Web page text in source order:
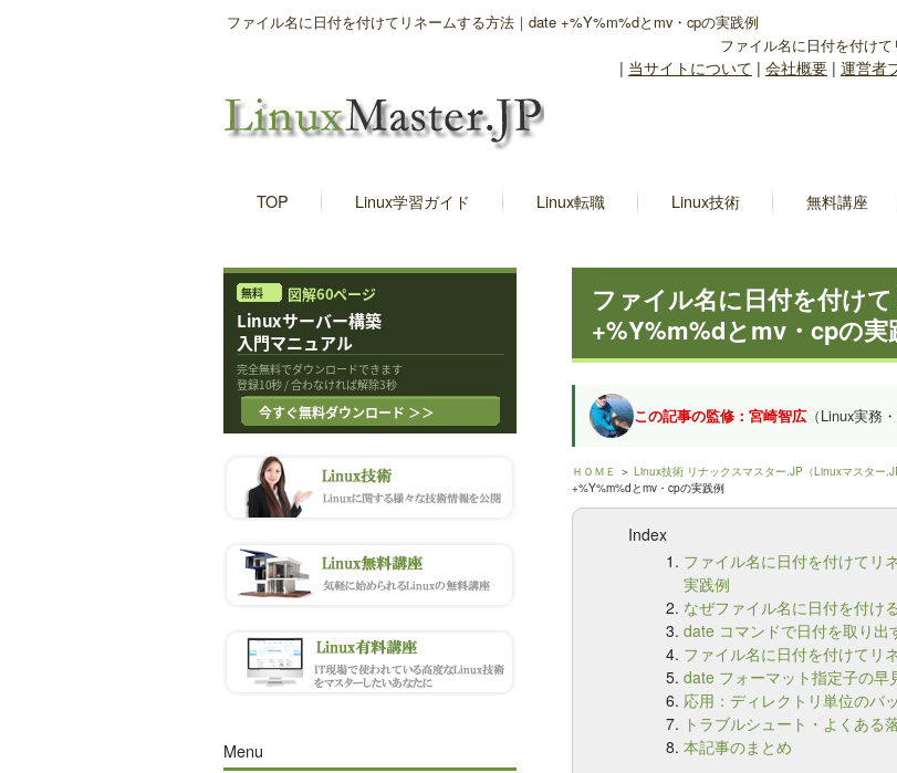
ファイル名に日付を付けてリネームする方法｜date +%Y%m%dとmv・cpの実践例
ファイル名に日付を付け
| 当サイトについて | 会社概要 | 運営者
TOP Linux学習ガイド Linux転職 Linux技術 無料講座
ファイル名に日付を付け
+%Y%m%dとmv・cpの実
この記事の監修：宮崎智広（Linux実務
ＨＯＭＥ ＞ Linux技術 リナックスマスター.JP（Linuxマスター
+%Y%m%dとmv・cpの実践例
Index
ファイル名に日付を付けてリ
実践例
なぜファイル名に日付を付け
date コマンドで日付を取り出
ファイル名に日付を付けてリ
date フォーマット指定子の早
応用：ディレクトリ単位のバ
トラブルシュート・よくある
本記事のまとめ
Menu